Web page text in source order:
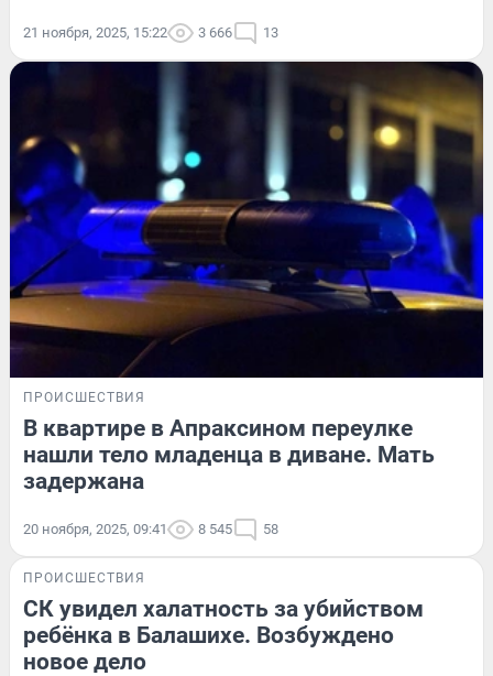
21 ноября, 2025, 15:22 3 666 13
ПРОИСШЕСТВИЯ
В квартире в Апраксином переулке
нашли тело младенца в диване. Мать
задержана
20 ноября, 2025, 09:41 8 545 58
ПРОИСШЕСТВИЯ
СК увидел халатность за убийством
ребёнка в Балашихе. Возбуждено
новое дело